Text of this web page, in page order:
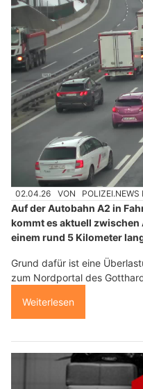
02.04.26 VON POLIZEI.NEWS
Auf der Autobahn A2 in
kommt es aktuell zwischen
einem rund 5 Kilometer
Grund dafür ist eine
zum Nordportal des
Weiterlesen